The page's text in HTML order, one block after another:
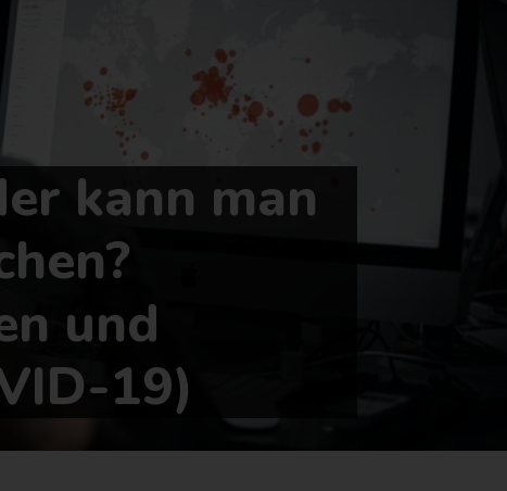
kann man
und
19)